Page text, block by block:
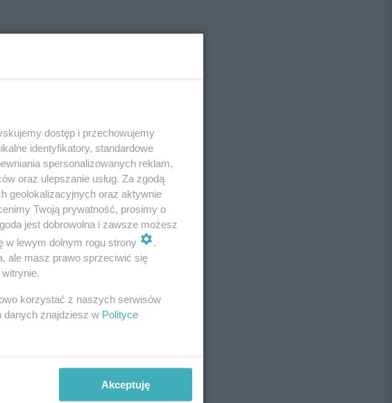
dostęp i przechowujemy
identyfikatory, standardowe
spersonalizowanych reklam,
oraz ulepszanie usług. Za zgodą
geolokalizacyjnych oraz aktywnie
Twoją prywatność, prosimy o
jest dobrowolna i zawsze możesz
w lewym dolnym rogu strony
ale masz prawo sprzeciwić się
korzystać z naszych serwisów
danych znajdziesz w Polityce
Akceptuję